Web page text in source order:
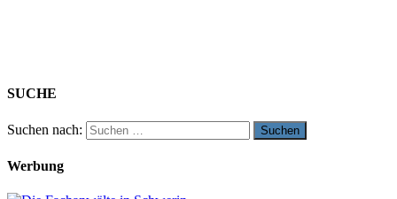
SUCHE
Suchen nach:
Werbung